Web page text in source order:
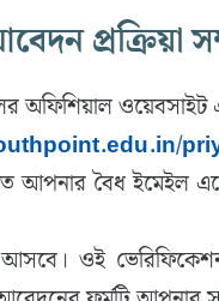
প্রক্রিয়া
অফিশিয়াল ওয়েবসাইট
বৈধ ইমেইল
ওই